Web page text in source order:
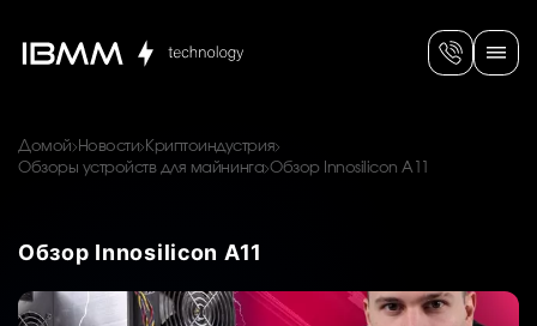
Домой Новости Криптоиндустрия
Обзоры устройств для майнинга Обзор Innosilicon A11
Обзор Innosilicon A11